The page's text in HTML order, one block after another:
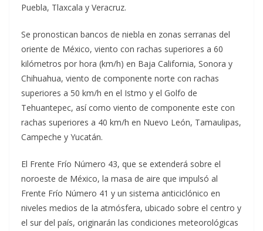
Puebla, Tlaxcala y Veracruz.
Se pronostican bancos de niebla en zonas serranas del
oriente de México, viento con rachas superiores a 60
kilómetros por hora (km/h) en Baja California, Sonora y
Chihuahua, viento de componente norte con rachas
superiores a 50 km/h en el Istmo y el Golfo de
Tehuantepec, así como viento de componente este con
rachas superiores a 40 km/h en Nuevo León, Tamaulipas,
Campeche y Yucatán.
El Frente Frío Número 43, que se extenderá sobre el
noroeste de México, la masa de aire que impulsó al
Frente Frío Número 41 y un sistema anticiclónico en
niveles medios de la atmósfera, ubicado sobre el centro y
el sur del país, originarán las condiciones meteorológicas